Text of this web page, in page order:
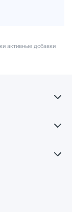
активные добавки